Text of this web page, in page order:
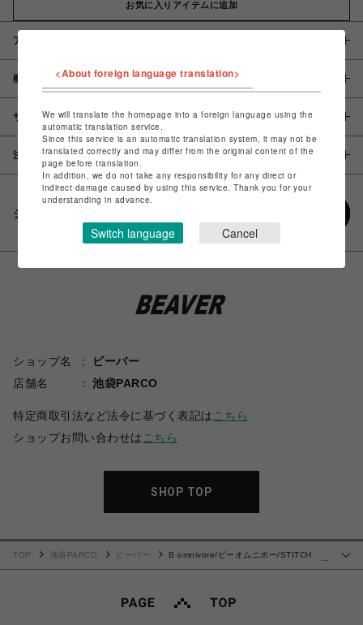
お気に入りアイテムに追加
アイテム説明 / 素材
概要
サイズ
注意事項
シェアする
ショップ名
ビーバー
店舗名
池袋PARCO
特定商取引法など法令に基づく表記は こちら
ショップお問い合わせは こちら
SHOP TOP
TOP 池袋PARCO ビーバー
B omnivore/ビーオムニボー/STITCH
<About foreign language translation>
We will translate the homepage into a foreign language using the
automatic translation service.
Since this service is an automatic translation system, it may not be
translated correctly and may differ from the original content of the
page before translation.
In addition, we do not take any responsibility for any direct or
indirect damage caused by using this service. Thank you for your
understanding in advance.
Switch language Cancel